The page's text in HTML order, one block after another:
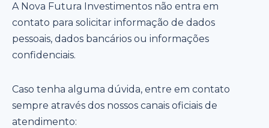
A Nova Futura Investimentos não entra em
contato para solicitar informação de dados
pessoais, dados bancários ou informações
confidenciais.
Caso tenha alguma dúvida, entre em contato
sempre através dos nossos canais oficiais de
atendimento: